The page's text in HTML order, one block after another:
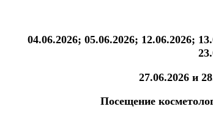
04.06.2026; 05.06.2026; 12.06.2026;
27.06.2026 и
Посещение